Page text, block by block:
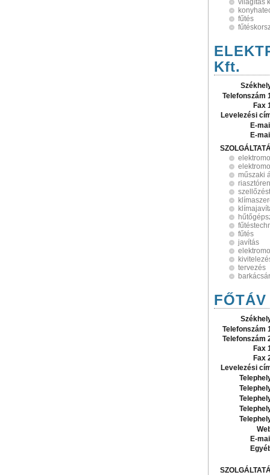
világítás
fűtés
Kft.
Telefonszám
Fax
Levelezési
E-
E-
műszaki
fűtés
javítás
tervezés
Telefonszám
Telefonszám
Fax
Fax
Levelezési
E-